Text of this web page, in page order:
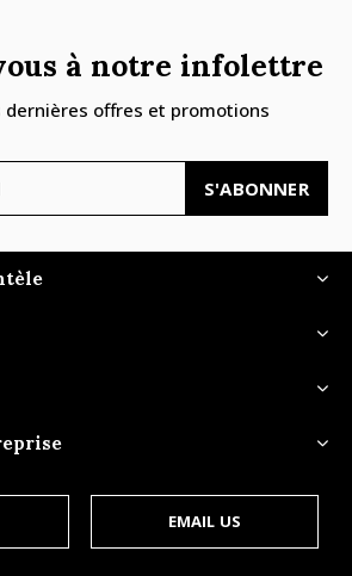
à notre infolettre
dernières offres et promotions
S'ABONNER
EMAIL US